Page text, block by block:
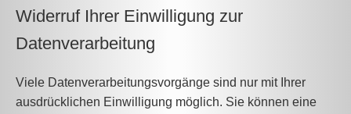
Widerruf Ihrer Einwilligung zur
Datenverarbeitung
Viele Datenverarbeitungsvorgänge sind nur mit Ihrer
ausdrücklichen Einwilligung möglich. Sie können eine